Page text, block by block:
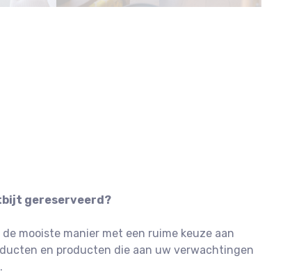
gereserveerd?
mooiste manier met een ruime keuze aan
en producten die aan uw verwachtingen